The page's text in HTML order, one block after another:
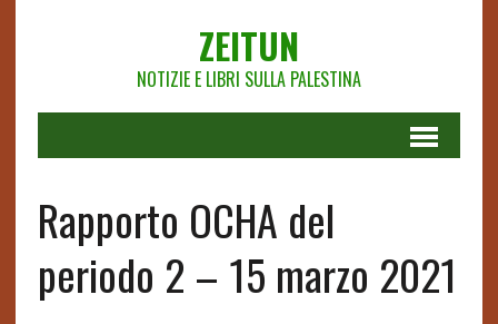
ZEITUN
NOTIZIE E LIBRI SULLA PALESTINA
Rapporto OCHA del
periodo 2 – 15 marzo 2021